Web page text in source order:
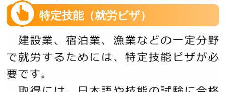
特定技能（就労ビザ）